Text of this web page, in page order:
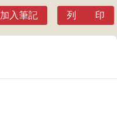
加入筆記 列 印